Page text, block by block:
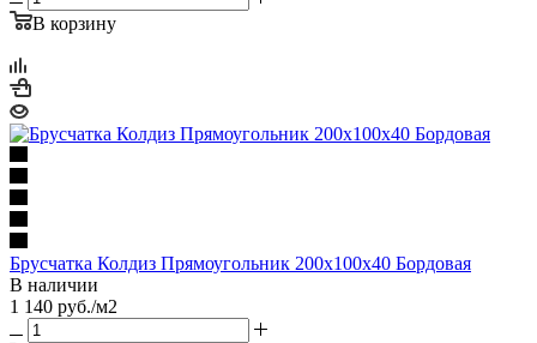
В корзину
Брусчатка Колдиз Прямоугольник 200х100х40 Бордовая
В наличии
1 140 руб./м2